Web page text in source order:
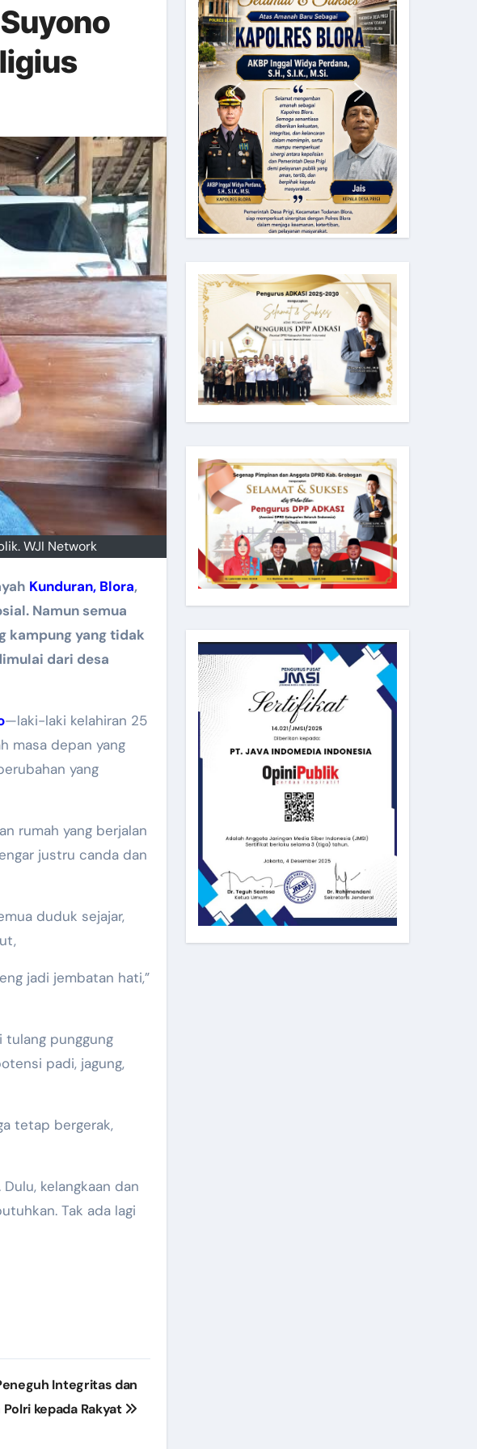
WJI Network
Kunduran, Blora,
Namun semua
kampung yang tidak
dari desa
—laki-laki kelahiran 25
masa depan yang
yang
rumah yang berjalan
justru canda dan
duduk sejajar,
jadi jembatan hati,”
tulang punggung
padi, jagung,
tetap bergerak,
kelangkaan dan
Tak ada lagi
Integritas dan
kepada Rakyat